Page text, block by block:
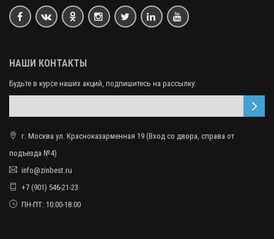
НАШИ КОНТАКТЫ
Будьте в курсе наших акций, подпишитесь на рассылку:
г. Москва ул. Красноказарменная 19 (Вход со двора, справа от
подъезда №4)
info@zinbest.ru
+7 (901) 546-21-23
ПН-ПТ: 10:00-18:00